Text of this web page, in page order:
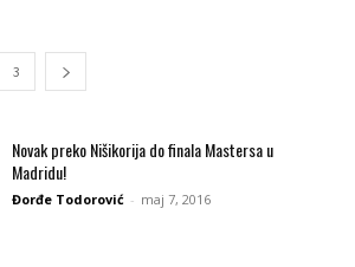
3
Novak preko Nišikorija do finala Mastersa u
Madridu!
Đorđe Todorović - maj 7, 2016